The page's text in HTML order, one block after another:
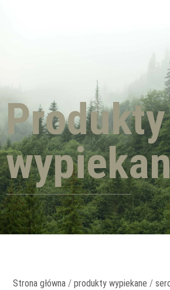
Produkty
Strona główna /produkty wypiekane /